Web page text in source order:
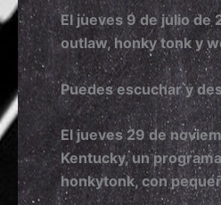
El jueves 9 de julio de
outlaw, honky tonk y
Puedes escuchar y
El jueves 29 de
Kentucky, un
honkytonk, con